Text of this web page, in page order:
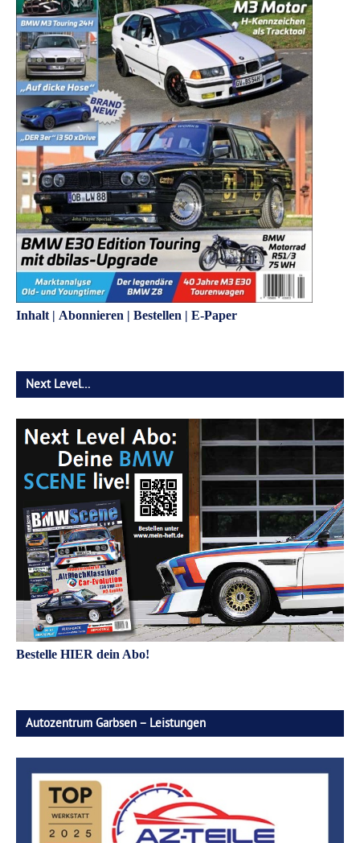
Inhalt| Abonnieren Bestellen E-Paper
Next Level…
Bestelle HIER dein Abo!
Autozentrum Garbsen – Leistungen